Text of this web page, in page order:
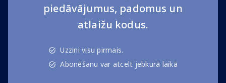
piedāvājumus, padomus un
atlaižu kodus.
Uzzini visu pirmais.
Abonēšanu var atcelt jebkurā laikā